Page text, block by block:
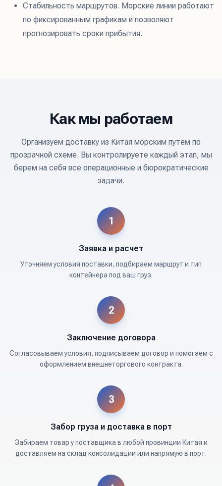
Стабильность маршрутов. Морские линии работают
по фиксированным графикам и позволяют
прогнозировать сроки прибытия.
Как мы работаем
Организуем доставку из Китая морским путем по
прозрачной схеме. Вы контролируете каждый этап, мы
берем на себя все операционные и бюрократические
задачи.
1
Заявка и расчет
Уточняем условия поставки, подбираем маршрут и тип
контейнера под ваш груз.
2
Заключение договора
Согласовываем условия, подписываем договор и помогаем с
оформлением внешнеторгового контракта.
3
Забор груза и доставка в порт
Забираем товар у поставщика в любой провинции Китая и
доставляем на склад консолидации или напрямую в порт.